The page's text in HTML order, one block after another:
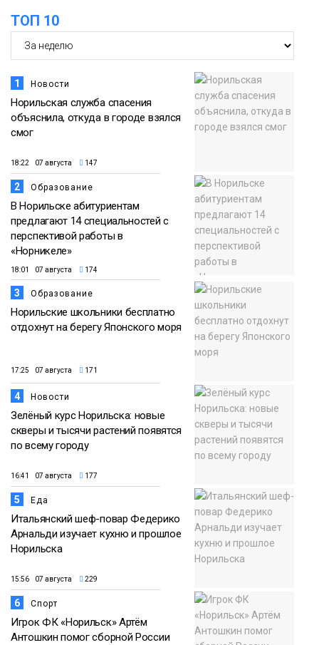
ТОП 10
1 Новости
Норильская служба спасения
объяснила, откуда в городе взялся
смог
18:22 07 августа 147
2 Образование
В Норильске абитуриентам
предлагают 14 специальностей с
перспективой работы в
«Норникеле»
18:01 07 августа 174
3 Образование
Норильские школьники бесплатно
отдохнут на берегу Японского моря
17:25 07 августа 171
4 Новости
Зелёный курс Норильска: новые
скверы и тысячи растений появятся
по всему городу
16:41 07 августа 177
5 Еда
Итальянский шеф-повар Федерико
Арнальди изучает кухню и прошлое
Норильска
15:56 07 августа 229
6 Спорт
Игрок ФК «Норильск» Артём
Антошкин помог сборной России